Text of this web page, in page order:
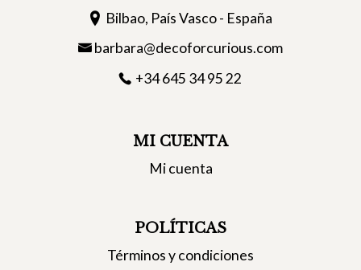
Bilbao, País Vasco - España
barbara@decoforcurious.com
+34 645 34 95 22
MI CUENTA
Mi cuenta
POLÍTICAS
Términos y condiciones